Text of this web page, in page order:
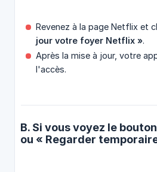
Revenez à la page Netflix et
jour votre foyer Netflix ».
Après la mise à jour, votre
l'accès.
B. Si vous voyez le
ou « Regarder